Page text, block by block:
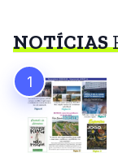
NOTÍCIAS